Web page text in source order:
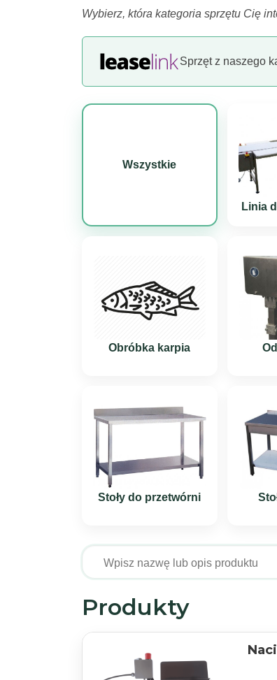
Wybierz, która kategoria sprzętu Cię
Sprzęt z naszego
Wszystkie
Linia
Obróbka karpia
Stoły do przetwórni
Produkty